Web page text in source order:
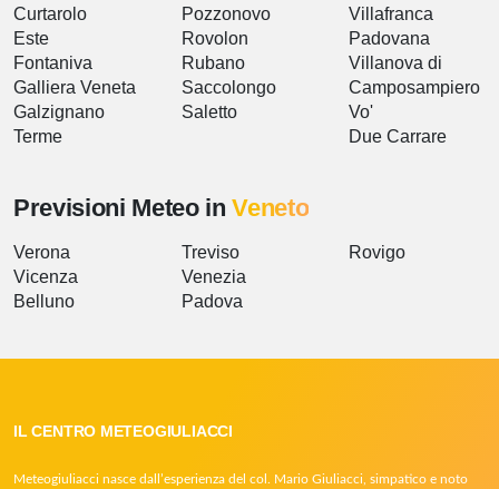
Curtarolo
Este
Fontaniva
Galliera Veneta
Galzignano
Terme
Pozzonovo
Rovolon
Rubano
Saccolongo
Saletto
Villafranca
Padovana
Villanova di
Camposampiero
Vo'
Due Carrare
Previsioni Meteo inVeneto
Verona
Vicenza
Belluno
Treviso
Venezia
Padova
Rovigo
IL CENTRO METEOGIULIACCI
Meteogiuliacci nasce dall’esperienza del col. Mario Giuliacci, simpatico e noto